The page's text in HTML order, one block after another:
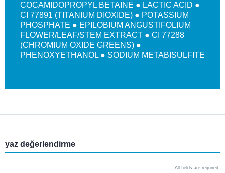
COCAMIDOPROPYL BETAINE ● LACTIC ACID ●
CI 77891 (TITANIUM DIOXIDE) ● POTASSIUM
PHOSPHATE ● EPILOBIUM ANGUSTIFOLIUM
FLOWER/LEAF/STEM EXTRACT ● CI 77288
(CHROMIUM OXIDE GREENS) ●
PHENOXYETHANOL ● SODIUM METABISULFITE
yaz değerlendirme
All fields are required